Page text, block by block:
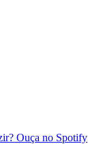
Ouça no Spotify